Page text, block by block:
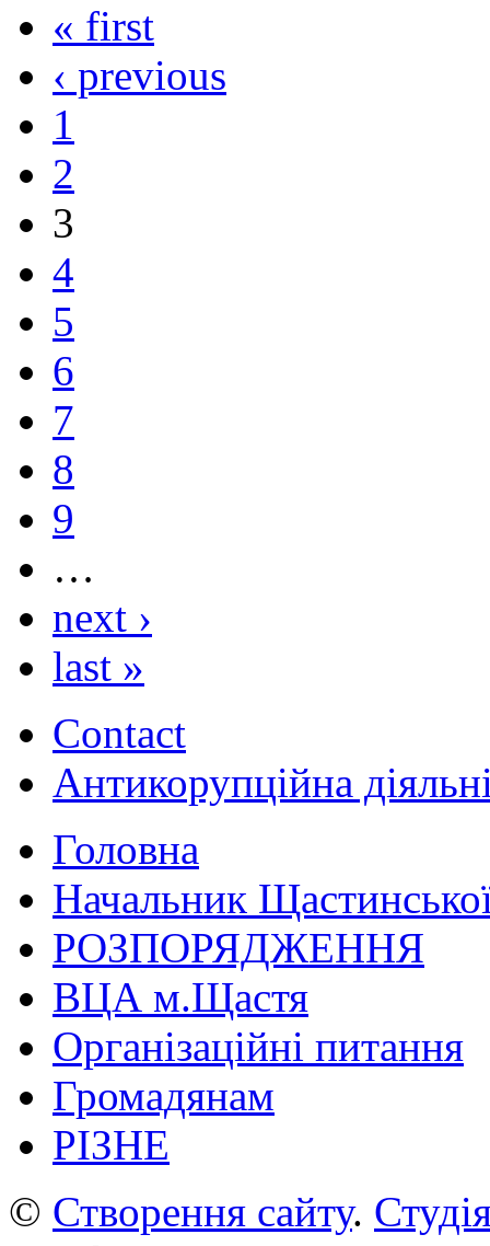
« first
‹ previous
1
2
3
4
5
6
7
8
9
…
next ›
last »
Contact
Антикорупційна
Головна
Начальник
РОЗПОРЯДЖЕННЯ
ВЦА м.Щастя
Організаційні питання
Громадянам
РІЗНЕ
© Створення сайту.